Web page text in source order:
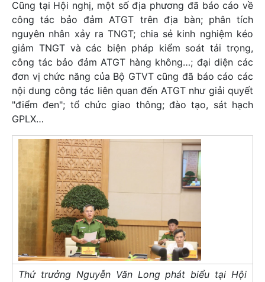
Cũng tại Hội nghị, một số địa phương đã báo cáo về
công tác bảo đảm ATGT trên địa bàn; phân tích
nguyên nhân xảy ra TNGT; chia sẻ kinh nghiệm kéo
giảm TNGT và các biện pháp kiểm soát tải trọng,
công tác bảo đảm ATGT hàng không…; đại diện các
đơn vị chức năng của Bộ GTVT cũng đã báo cáo các
nội dung công tác liên quan đến ATGT như giải quyết
"điểm đen"; tổ chức giao thông; đào tạo, sát hạch
GPLX…
Thứ trưởng Nguyễn Văn Long phát biểu tại Hội